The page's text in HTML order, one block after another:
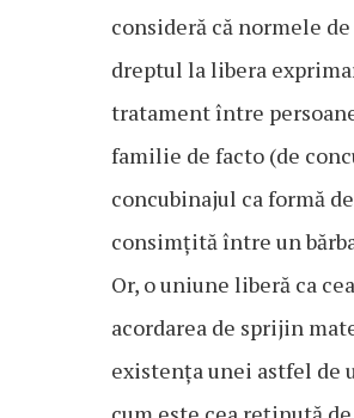
consideră că normele
dreptul la libera
tratament între
familie de facto (de
concubinajul ca formă
consimțită între un
Or, o uniune liberă ca
acordarea de sprijin
existența unei astfel de